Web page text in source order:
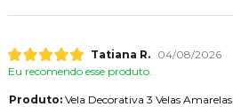
Tatiana R.
04/08/2026
Eu recomendo esse produto.
Produto:Vela Decorativa 3 Velas Amarelas